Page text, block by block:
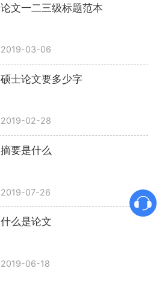
论文一二三级标题范本
2019-03-06
硕士论文要多少字
2019-02-28
摘要是什么
2019-07-26
什么是论文
2019-06-18